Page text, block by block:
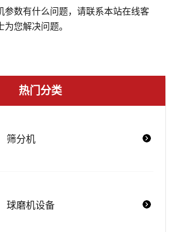
参数有什么问题，请联系本站在线客
您解决问题。
热门分类
筛分机
球磨机设备